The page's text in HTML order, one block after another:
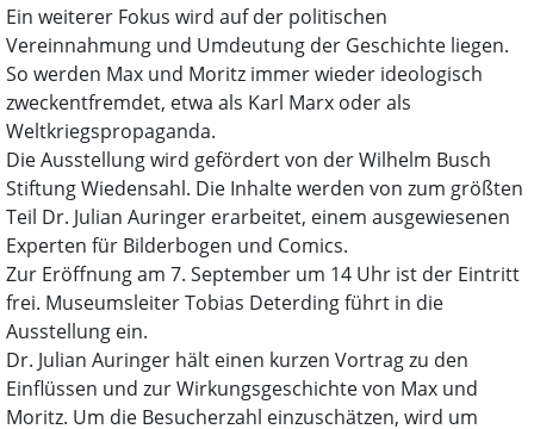
Ein weiterer Fokus wird auf der politischen
Vereinnahmung und Umdeutung der Geschichte liegen.
So werden Max und Moritz immer wieder ideologisch
zweckentfremdet, etwa als Karl Marx oder als
Weltkriegspropaganda.
Die Ausstellung wird gefördert von der Wilhelm Busch
Stiftung Wiedensahl. Die Inhalte werden von zum größten
Teil Dr. Julian Auringer erarbeitet, einem ausgewiesenen
Experten für Bilderbogen und Comics.
Zur Eröffnung am 7. September um 14 Uhr ist der Eintritt
frei. Museumsleiter Tobias Deterding führt in die
Ausstellung ein.
Dr. Julian Auringer hält einen kurzen Vortrag zu den
Einflüssen und zur Wirkungsgeschichte von Max und
Moritz. Um die Besucherzahl einzuschätzen, wird um